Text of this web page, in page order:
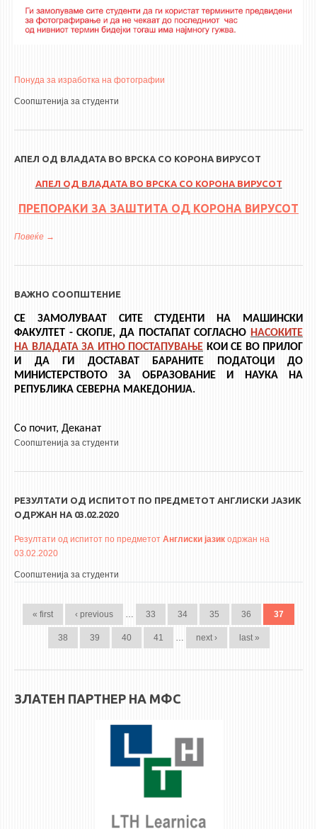
Понуда за изработка на фотографии
Соопштенија за студенти
АПЕЛ ОД ВЛАДАТА ВО ВРСКА СО КОРОНА ВИРУСОТ
АПЕЛ ОД ВЛАДАТА ВО ВРСКА СО КОРОНА ВИРУСОТ
ПРЕПОРАКИ ЗА ЗАШТИТА ОД КОРОНА ВИРУСОТ
Повеќе за АПЕЛ ОД ВЛАДАТА ВО ВРСКА СО КОРОНА ВИРУСОТ
ВАЖНО СООПШТЕНИЕ
СЕ ЗАМОЛУВААТ СИТЕ СТУДЕНТИ НА МАШИНСКИ
ФАКУЛТЕТ - СКОПЈЕ, ДА ПОСТАПАТ СОГЛАСНО НАСОКИТЕ
НА ВЛАДАТА ЗА ИТНО ПОСТАПУВАЊЕ КОИ СЕ ВО ПРИЛОГ
И ДА ГИ ДОСТАВАТ БАРАНИТЕ ПОДАТОЦИ ДО
МИНИСТЕРСТВОТО ЗА ОБРАЗОВАНИЕ И НАУКА НА
РЕПУБЛИКА СЕВЕРНА МАКЕДОНИЈА.
Со почит, Деканат
Соопштенија за студенти
РЕЗУЛТАТИ ОД ИСПИТОТ ПО ПРЕДМЕТОТ АНГЛИСКИ ЈАЗИК
ОДРЖАН НА 03.02.2020
Резултати од испитот по предметот Англиски јазик одржан на
03.02.2020
Соопштенија за студенти
« first ‹ previous 33 34 35 36 37
38 39 40 41 next › last »
ЗЛАТЕН ПАРТНЕР НА МФС